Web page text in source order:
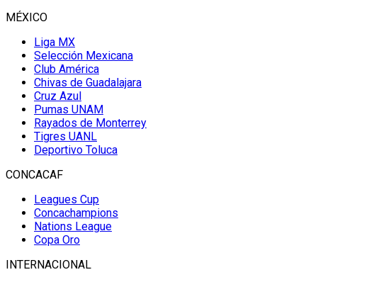
MÉXICO
Liga MX
Selección Mexicana
Club América
Chivas de Guadalajara
Cruz Azul
Pumas UNAM
Rayados de Monterrey
Tigres UANL
Deportivo Toluca
CONCACAF
Leagues Cup
Concachampions
Nations League
Copa Oro
INTERNACIONAL